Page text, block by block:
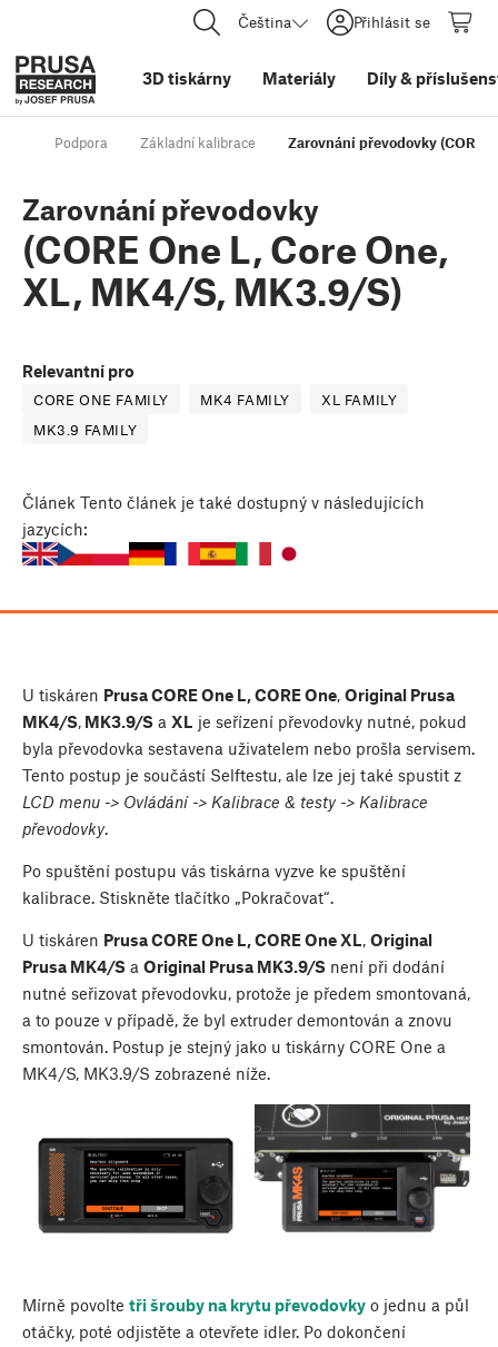
Čeština Přihlásit se
3D tiskárny Materiály Díly&
Podpora Základní kalibrace Zarovnání převodovky (CORE
Zarovnání převodovky
(CORE One L, Core One,
XL, MK4/S, MK3.9/S)
Relevantní pro
CORE ONE FAMILY MK4 FAMILY
XL FAMILY
MK3.9 FAMILY
Článek Tento článek je také dostupný v následujících
jazycích:
U tiskáren Prusa CORE One L, CORE One, Original Prusa
MK4/S, MK3.9/S a XL je seřízení převodovky nutné, pokud
byla převodovka sestavena uživatelem nebo prošla servisem.
Tento postup je součástí Selftestu, ale lze jej také spustit z
LCD menu -> Ovládání -> Kalibrace & testy -> Kalibrace
převodovky.
Po spuštění postupu vás tiskárna vyzve ke spuštění
kalibrace. Stiskněte tlačítko „Pokračovat“.
U tiskáren Prusa CORE One L, CORE One XL, Original
Prusa MK4/S a Original Prusa MK3.9/S není při dodání
nutné seřizovat převodovku, protože je předem smontovaná,
a to pouze v případě, že byl extruder demontován a znovu
smontován. Postup je stejný jako u tiskárny CORE One a
MK4/S, MK3.9/S zobrazené níže.
Mírně povolte tři šrouby na krytu převodovky o jednu a půl
otáčky, poté odjistěte a otevřete idler. Po dokončení